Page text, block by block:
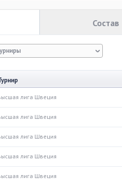
Состав
лига Швеция
лига Швеция
лига Швеция
лига Швеция
лига Швеция